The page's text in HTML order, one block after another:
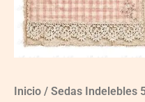
Inicio / Sedas Indelebles